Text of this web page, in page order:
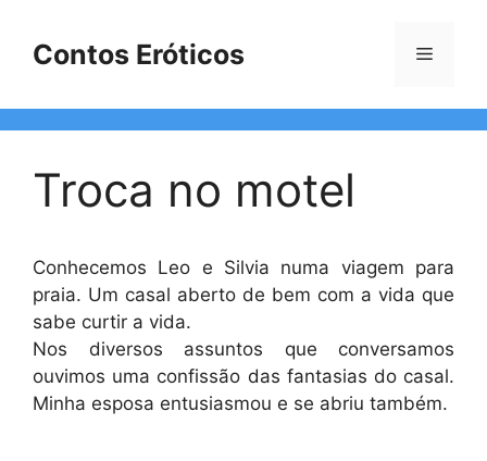
Contos Eróticos Menu
Troca no motel
Conhecemos Leo e Silvia numa viagem para
praia. Um casal aberto de bem com a vida que
sabe curtir a vida.
Nos diversos assuntos que conversamos
ouvimos uma confissão das fantasias do casal.
Minha esposa entusiasmou e se abriu também.